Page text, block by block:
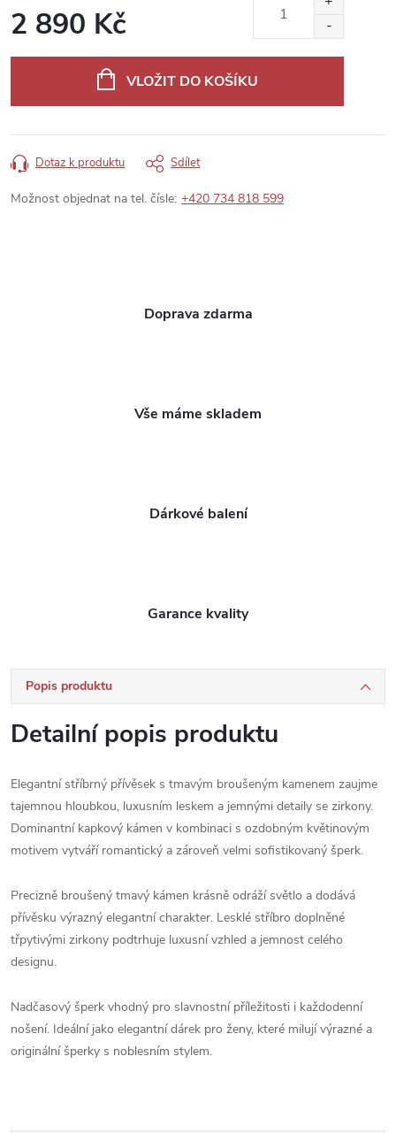
2 890 Kč
VLOŽIT DO KOŠÍKU
Dotaz k produktu Sdílet
Možnost objednat na tel. čísle: +420 734 818 599
Doprava zdarma
Vše máme skladem
Dárkové balení
Garance kvality
Popis produktu
Detailní popis produktu
Elegantní stříbrný přívěsek s tmavým broušeným kamenem zaujme
tajemnou hloubkou, luxusním leskem a jemnými detaily se zirkony.
Dominantní kapkový kámen v kombinaci s ozdobným květinovým
motivem vytváří romantický a zároveň velmi sofistikovaný šperk.
Precizně broušený tmavý kámen krásně odráží světlo a dodává
přívěsku výrazný elegantní charakter. Lesklé stříbro doplněné
třpytivými zirkony podtrhuje luxusní vzhled a jemnost celého
designu.
Nadčasový šperk vhodný pro slavnostní příležitosti i každodenní
nošení. Ideální jako elegantní dárek pro ženy, které milují výrazné a
originální šperky s noblesním stylem.